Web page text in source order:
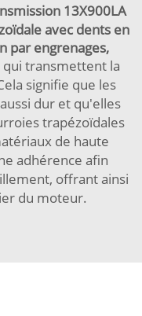
13X900LA
avec dents en
par engrenages,
qui transmettent la
signifie que les
dur et qu'elles
trapézoïdales
de haute
adhérence afin
offrant ainsi
du moteur.